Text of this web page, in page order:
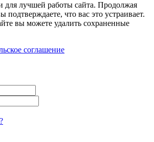
для лучшей работы сайта. Продолжая
подтверждаете, что вас это устраивает.
вы можете удалить сохраненные
соглашение